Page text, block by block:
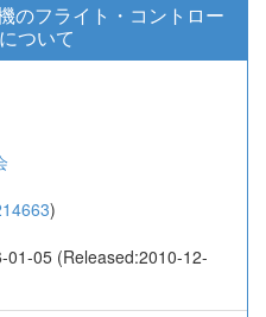
のフライト・コントロー
ついて
)
05 (Released:2010-12-